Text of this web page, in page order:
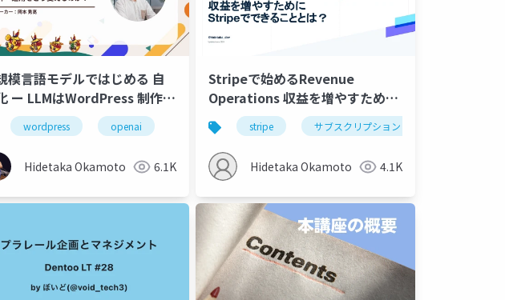
tokyo
模言語モデルではじめる 自
ー LLMはWordPress 制作・
をどう変えるのか？
wordpress openai
Hidetaka Okamoto 6.1K
Stripeで始めるRevenue
Operations 収益を増やすために
Stripeでできることとは？
stripe サブスクリプション
Hidetaka Okamoto 4.1K